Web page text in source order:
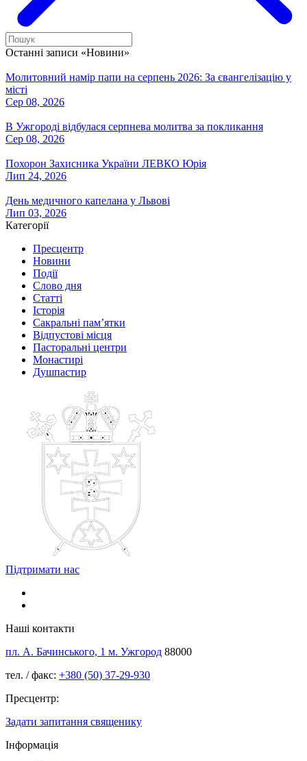
Останні записи «Новини»
Молитовний намір папи на серпень 2026: За євангелізацію у
місті
Сер 08, 2026
В Ужгороді відбулася серпнева молитва за покликання
Сер 08, 2026
Похорон Захисника України ЛЕВКО Юрія
Лип 24, 2026
День медичного капелана у Львові
Лип 03, 2026
Категорії
Пресцентр
Новини
Події
Слово дня
Статті
Історія
Сакральні пам’ятки
Відпустові місця
Пасторальні центри
Монастирі
Душпастир
Підтримати нас
Наші контакти
пл. А. Бачинського, 1 м. Ужгород 88000
тел. / факс: +380 (50) 37-29-930
Пресцентр:
Задати запитання священику
Інформація